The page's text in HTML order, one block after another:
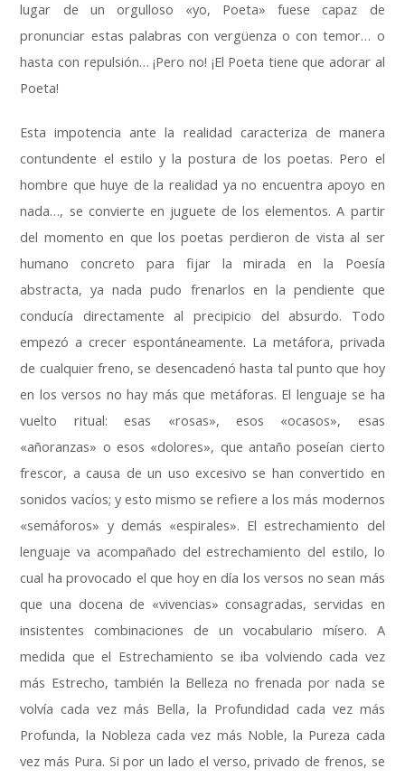
lugar de un orgulloso «yo, Poeta» fuese capaz de
pronunciar estas palabras con vergüenza o con temor… o
hasta con repulsión…¡Pero no! ¡El Poeta tiene que adorar al
Poeta!
Esta impotencia ante la realidad caracteriza de manera
contundente el estilo y la postura de los poetas. Pero el
hombre que huye de la realidad ya no encuentra apoyo en
nada…, se convierte en juguete de los elementos.A partir
del momento en que los poetas perdieron de vista al ser
humano concreto para fijar la mirada en la Poesía
abstracta,ya nada pudo frenarlos en la pendiente que
conducía directamente al precipicio del absurdo. Todo
empezó a crecer espontáneamente. La metáfora, privada
de cualquier freno, se desencadenó hasta tal punto que hoy
en los versos no hay más que metáforas. El lenguaje se ha
vuelto ritual:esas «rosas», esos «ocasos», esas
«añoranzas» o esos «dolores», que antaño poseían cierto
frescor, a causa de un uso excesivo se han convertido en
sonidos vacíos; y esto mismo se refiere a los más modernos
«semáforos» y demás «espirales». El estrechamiento del
lenguaje va acompañado del estrechamiento del estilo, lo
cual ha provocado el que hoy en día los versos no sean más
que una docena de «vivencias» consagradas, servidas en
insistentes combinaciones de un vocabulario mísero. A
medida que el Estrechamiento se iba volviendo cada vez
más Estrecho,también la Belleza no frenada por nada se
volvía cada vez más Bella, la Profundidad cada vez más
Profunda, la Nobleza cada vez más Noble,la Pureza cada
vez más Pura. Si por un lado el verso,privado de frenos, se